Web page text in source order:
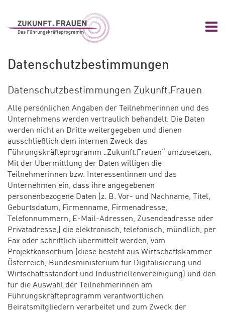
Zukunft.Frauen
Datenschutzbestimmungen
Datenschutzbestimmungen Zukunft.Frauen
Alle persönlichen Angaben der Teilnehmerinnen und des
Unternehmens werden vertraulich behandelt. Die Daten
werden nicht an Dritte weitergegeben und dienen
ausschließlich dem internen Zweck das
Führungskräfteprogramm „Zukunft.Frauen“ umzusetzen.
Mit der Übermittlung der Daten willigen die
Teilnehmerinnen bzw. Interessentinnen und das
Unternehmen ein, dass ihre angegebenen
personenbezogene Daten (z. B. Vor- und Nachname, Titel,
Geburtsdatum, Firmenname, Firmenadresse,
Telefonnummern, E-Mail-Adressen, Zusendeadresse oder
Privatadresse,) die elektronisch, telefonisch, mündlich, per
Fax oder schriftlich übermittelt werden, vom
Projektkonsortium (diese besteht aus Wirtschaftskammer
Österreich, Bundesministerium für Digitalisierung und
Wirtschaftsstandort und Industriellenvereinigung) und den
für die Auswahl der Teilnehmerinnen am
Führungskräfteprogramm verantwortlichen
Beiratsmitgliedern verarbeitet und zum Zweck der